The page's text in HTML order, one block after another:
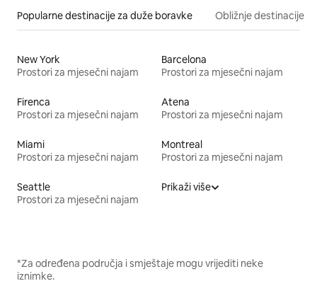
Popularne destinacije za duže boravke Obližnje destinacije
New York
Prostori za mjesečni najam
Barcelona
Prostori za mjesečni najam
Firenca
Prostori za mjesečni najam
Atena
Prostori za mjesečni najam
Miami
Prostori za mjesečni najam
Montreal
Prostori za mjesečni najam
Seattle
Prostori za mjesečni najam
Prikaži više
*Za određena područja i smještaje mogu vrijediti neke
iznimke.